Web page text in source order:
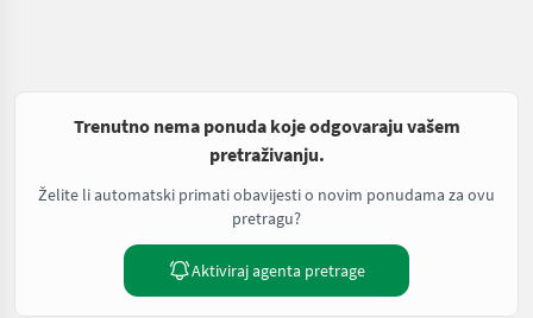
Trenutno nema ponuda koje odgovaraju vašem
pretraživanju.
Želite li automatski primati obavijesti o novim ponudama za ovu
pretragu?
Aktiviraj agenta pretrage